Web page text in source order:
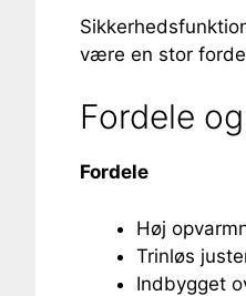
være en stor
Fordele
Fordele
Høj
Trinløs
Indbygget